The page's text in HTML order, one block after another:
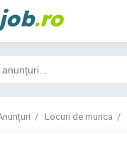
.ro
Locuri de munca